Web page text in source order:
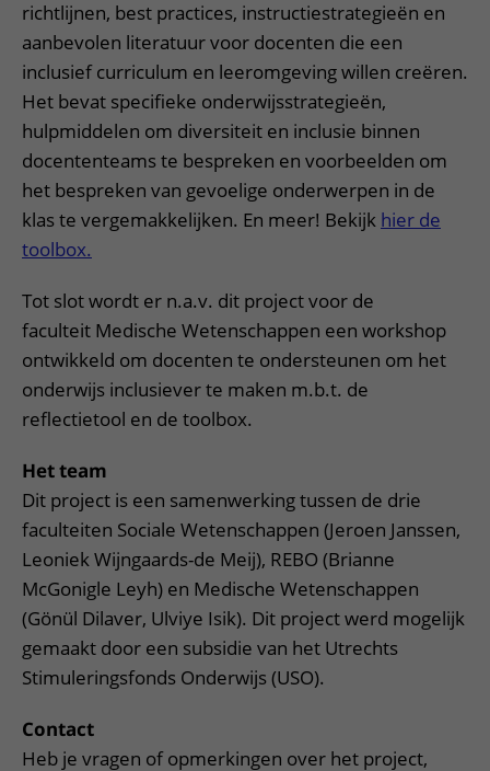
richtlijnen, best practices, instructiestrategieën en
aanbevolen literatuur voor docenten die een
inclusief curriculum en leeromgeving willen creëren.
Het bevat specifieke onderwijsstrategieën,
hulpmiddelen om diversiteit en inclusie binnen
docententeams te bespreken en voorbeelden om
het bespreken van gevoelige onderwerpen in de
klas te vergemakkelijken. En meer! Bekijk hier de
toolbox.
Tot slot wordt er n.a.v. dit project voor de
faculteit Medische Wetenschappen een workshop
ontwikkeld om docenten te ondersteunen om het
onderwijs inclusiever te maken m.b.t. de
reflectietool en de toolbox.
Het team
Dit project is een samenwerking tussen de drie
faculteiten Sociale Wetenschappen (Jeroen Janssen,
Leoniek Wijngaards-de Meij), REBO (Brianne
McGonigle Leyh) en Medische Wetenschappen
(Gönül Dilaver, Ulviye Isik). Dit project werd mogelijk
gemaakt door een subsidie van het Utrechts
Stimuleringsfonds Onderwijs (USO).
Contact
Heb je vragen of opmerkingen over het project,